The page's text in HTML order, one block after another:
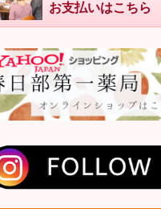
お支払いはこちら